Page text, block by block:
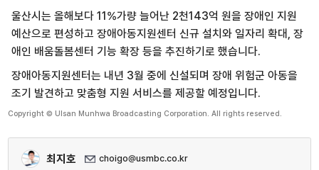
울산시는 올해보다 11%가량 늘어난 2천143억 원을 장애인 지원
예산으로 편성하고 장애아동지원센터 신규 설치와 일자리 확대, 장
애인 배움돌봄센터 기능 확장 등을 추진하기로 했습니다.
장애아동지원센터는 내년 3월 중에 신설되며 장애 위험군 아동을
조기 발견하고 맞춤형 지원 서비스를 제공할 예정입니다.
Copyright © Ulsan Munhwa Broadcasting Corporation. All rights reserved.
최지호 choigo@usmbc.co.kr